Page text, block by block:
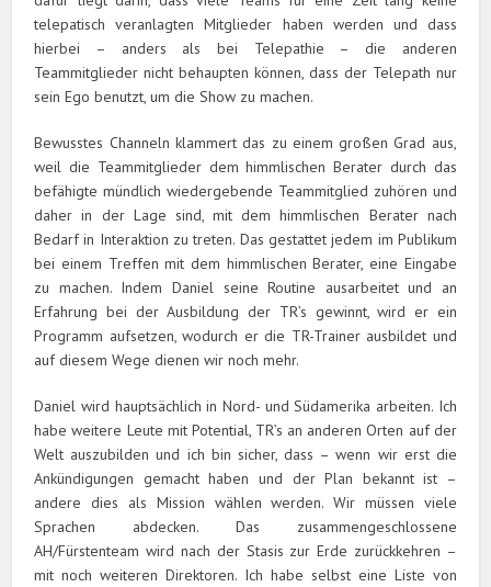
telepatisch veranlagten Mitglieder haben werden und dass
hierbei – anders als bei Telepathie – die anderen
Teammitglieder nicht behaupten können, dass der Telepath nur
sein Ego benutzt, um die Show zu machen.
Bewusstes Channeln klammert das zu einem großen Grad aus,
weil die Teammitglieder dem himmlischen Berater durch das
befähigte mündlich wiedergebende Teammitglied zuhören und
daher in der Lage sind, mit dem himmlischen Berater nach
Bedarf in Interaktion zu treten. Das gestattet jedem im Publikum
bei einem Treffen mit dem himmlischen Berater, eine Eingabe
zu machen. Indem Daniel seine Routine ausarbeitet und an
Erfahrung bei der Ausbildung der TR’s gewinnt, wird er ein
Programm aufsetzen, wodurch er die TR-Trainer ausbildet und
auf diesem Wege dienen wir noch mehr.
Daniel wird hauptsächlich in Nord- und Südamerika arbeiten. Ich
habe weitere Leute mit Potential, TR’s an anderen Orten auf der
Welt auszubilden und ich bin sicher, dass – wenn wir erst die
Ankündigungen gemacht haben und der Plan bekannt ist –
andere dies als Mission wählen werden. Wir müssen viele
Sprachen abdecken. Das zusammengeschlossene
AH/Fürstenteam wird nach der Stasis zur Erde zurückkehren –
mit noch weiteren Direktoren. Ich habe selbst eine Liste von